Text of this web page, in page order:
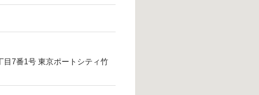
目7番1号 東京ポートシティ竹